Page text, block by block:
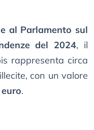
al Parlamento sul
del 2024, il
rappresenta circa
con un valore
.